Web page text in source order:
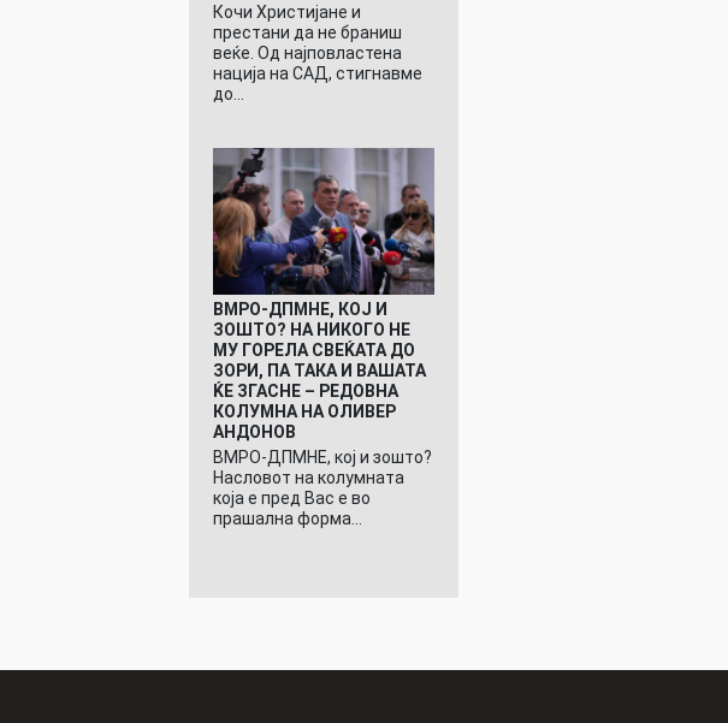
Кочи Христијане и
престани да не браниш
веќе. Од најповластена
нација на САД, стигнавме
до…
ВМРО-ДПМНЕ, КОЈ И
ЗОШТО? НА НИКОГО НЕ
МУ ГОРЕЛА СВЕЌАТА ДО
ЗОРИ, ПА ТАКА И ВАШАТА
ЌЕ ЗГАСНЕ – РЕДОВНА
КОЛУМНА НА ОЛИВЕР
АНДОНОВ
ВМРО-ДПМНЕ, кој и зошто?
Насловот на колумната
која е пред Вас е во
прашална форма…